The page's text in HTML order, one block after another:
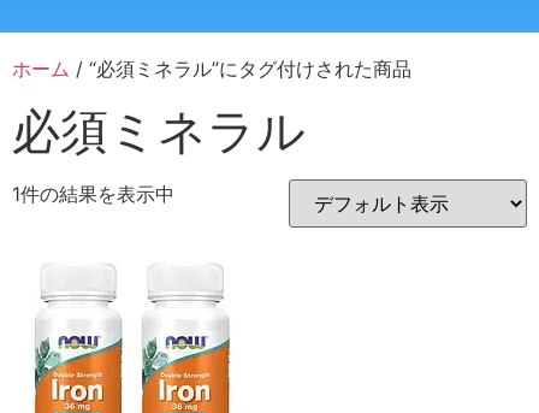
ホーム / “必須ミネラル”にタグ付けされた商品
必須ミネラル
1件の結果を表示中